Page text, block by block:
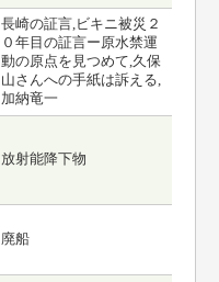
長崎の証言,ビキニ被災２
０年目の証言ー原水禁運
動の原点を見つめて,久保
山さんへの手紙は訴える,
加納竜一
放射能降下物
廃船